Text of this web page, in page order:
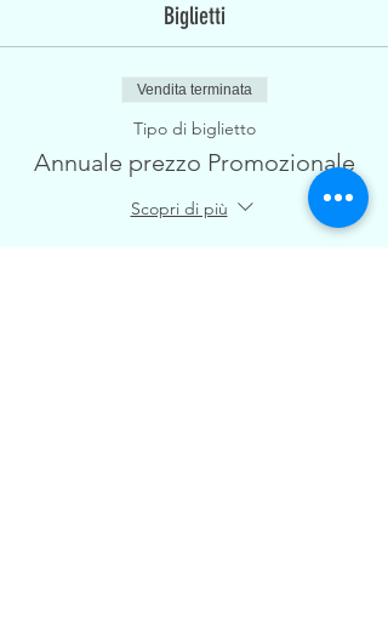
Biglietti
Vendita terminata
Tipo di biglietto
Annuale prezzo Promozionale
Scopri di più